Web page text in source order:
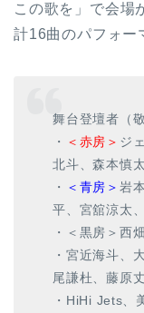
この歌を」で会場
計16曲のパフォー
舞台登壇者（
・
＜赤房＞ ジ
北斗、森本慎
・
＜青房＞ 岩
平、宮舘涼太
・＜黒房＞西
・宮近海斗、
尾謙杜、藤原
・HiHi Jets、